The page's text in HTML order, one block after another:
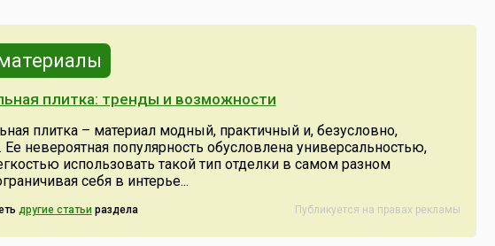
со
(710
Указом Президента
Азербайджана в 2005 году,
роль работников
развитии экономики
страны и формировании
доходов
государственного
бюджета.11 февраля 2000
года было создано
Министерство налогов
года, после того, как
произошло воссоединение
обеих частей Камеруна.С
в К...
плитка: тренды и возможности
плитка – материал модный, практичный и, безусловно,
невероятная популярность обусловлена универсальностью,
использовать такой тип отделки в самом разном
себя в интерье...
другие статьи раздела Публикуется на правах рекламы